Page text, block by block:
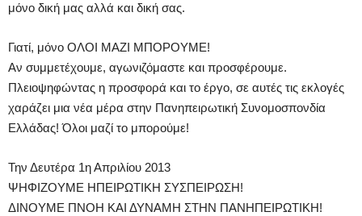
μόνο δική μας αλλά και δική σας.
Γιατί, μόνο ΟΛΟΙ ΜΑΖΙ ΜΠΟΡΟΥΜΕ!
Αν συμμετέχουμε, αγωνιζόμαστε και προσφέρουμε.
Πλειοψηφώντας η προσφορά και το έργο, σε αυτές τις εκλογές
χαράζει μια νέα μέρα στην Πανηπειρωτική Συνομοσπονδία
Ελλάδας! Όλοι μαζί το μπορούμε!
Την Δευτέρα 1η Απριλίου 2013
ΨΗΦΙΖΟΥΜΕ ΗΠΕΙΡΩΤΙΚΗ ΣΥΣΠΕΙΡΩΣΗ!
ΔΙΝΟΥΜΕ ΠΝΟΗ ΚΑΙ ΔΥΝΑΜΗ ΣΤΗΝ ΠΑΝΗΠΕΙΡΩΤΙΚΗ!